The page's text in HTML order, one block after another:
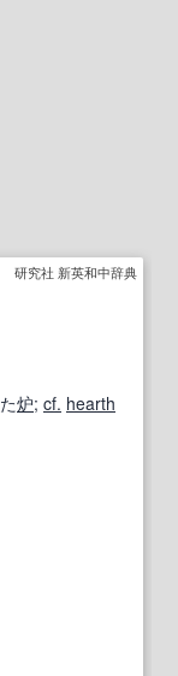
研究社 新英和中辞典
た炉; cf. hearth